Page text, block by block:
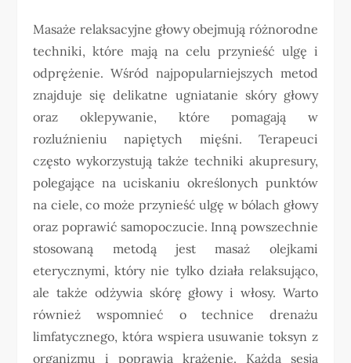
Masaże relaksacyjne głowy obejmują różnorodne
techniki, które mają na celu przynieść ulgę i
odprężenie. Wśród najpopularniejszych metod
znajduje się delikatne ugniatanie skóry głowy
oraz oklepywanie, które pomagają w
rozluźnieniu napiętych mięśni. Terapeuci
często wykorzystują także techniki akupresury,
polegające na uciskaniu określonych punktów
na ciele, co może przynieść ulgę w bólach głowy
oraz poprawić samopoczucie. Inną powszechnie
stosowaną metodą jest masaż olejkami
eterycznymi, który nie tylko działa relaksująco,
ale także odżywia skórę głowy i włosy. Warto
również wspomnieć o technice drenażu
limfatycznego, która wspiera usuwanie toksyn z
organizmu i poprawia krążenie. Każda sesja